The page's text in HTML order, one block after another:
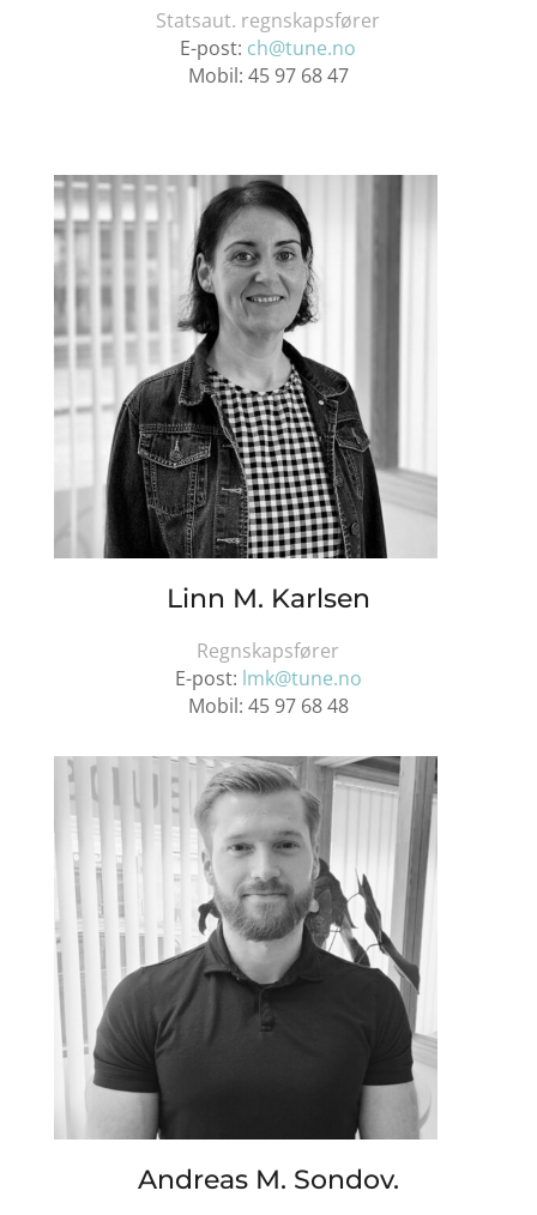
Statsaut. regnskapsfører
E-post: ch@tune.no
Mobil: 45 97 68 47
Linn M. Karlsen
Regnskapsfører
E-post: lmk@tune.no
Mobil: 45 97 68 48
Andreas M. Sondov.